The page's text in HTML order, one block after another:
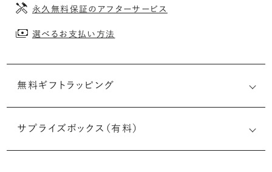
永久無料保証のアフターサービス
選べるお支払い方法
無料ギフトラッピング
サプライズボックス（有料）